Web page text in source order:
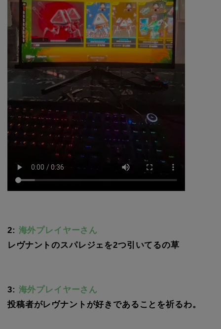
2: 海外プレイヤーさん
レヴナントのスパレジェを2つ引いてるの草
3: 海外プレイヤーさん
投稿者がレヴナントが好きであることを祈るわ。